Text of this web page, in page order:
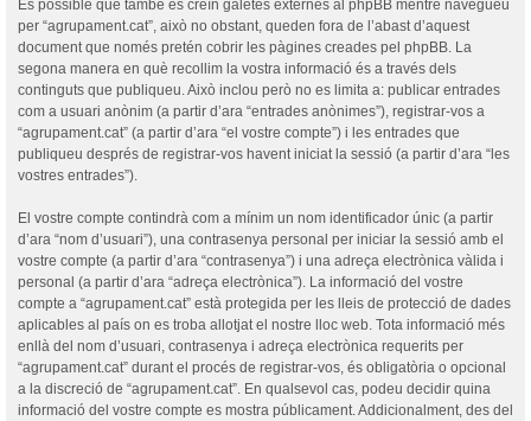
És possible que també es creïn galetes externes al phpBB mentre navegueu
per “agrupament.cat”, això no obstant, queden fora de l’abast d’aquest
document que només pretén cobrir les pàgines creades pel phpBB. La
segona manera en què recollim la vostra informació és a través dels
continguts que publiqueu. Això inclou però no es limita a: publicar entrades
com a usuari anònim (a partir d’ara “entrades anònimes”), registrar-vos a
“agrupament.cat” (a partir d’ara “el vostre compte”) i les entrades que
publiqueu després de registrar-vos havent iniciat la sessió (a partir d’ara “les
vostres entrades”).
El vostre compte contindrà com a mínim un nom identificador únic (a partir
d’ara “nom d’usuari”), una contrasenya personal per iniciar la sessió amb el
vostre compte (a partir d’ara “contrasenya”) i una adreça electrònica vàlida i
personal (a partir d’ara “adreça electrònica”). La informació del vostre
compte a “agrupament.cat” està protegida per les lleis de protecció de dades
aplicables al país on es troba allotjat el nostre lloc web. Tota informació més
enllà del nom d’usuari, contrasenya i adreça electrònica requerits per
“agrupament.cat” durant el procés de registrar-vos, és obligatòria o opcional
a la discreció de “agrupament.cat”. En qualsevol cas, podeu decidir quina
informació del vostre compte es mostra públicament. Addicionalment, des del